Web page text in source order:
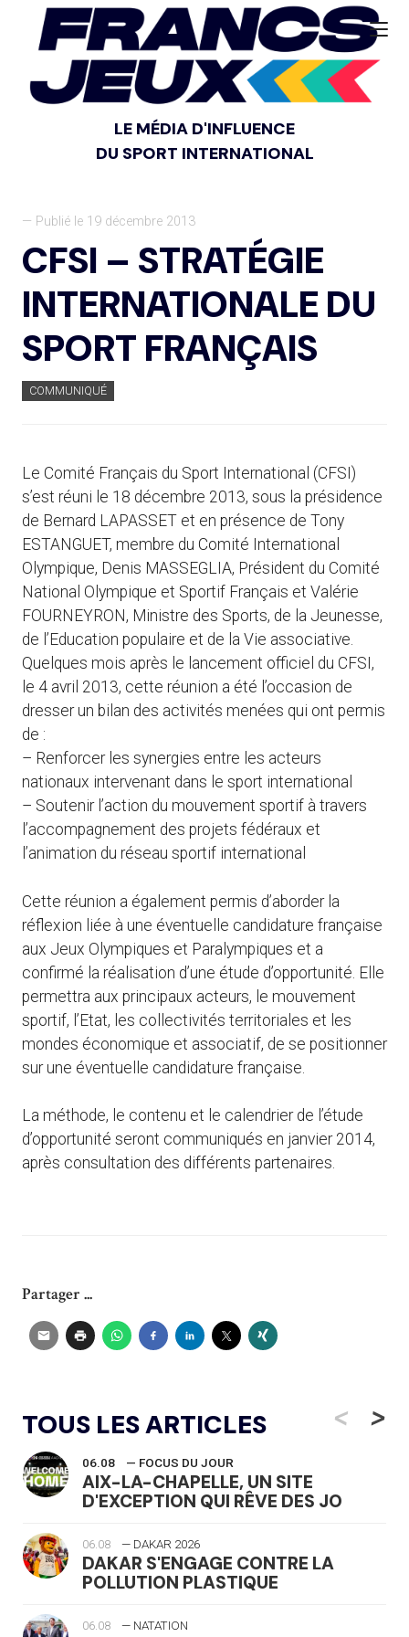
LE MÉDIA D'INFLUENCE
DU SPORT INTERNATIONAL
— Publié le 19 décembre 2013
CFSI – STRATÉGIE
INTERNATIONALE DU
SPORT FRANÇAIS
COMMUNIQUÉ
Le Comité Français du Sport International (CFSI)
s’est réuni le 18 décembre 2013, sous la présidence
de Bernard LAPASSET et en présence de Tony
ESTANGUET, membre du Comité International
Olympique, Denis MASSEGLIA, Président du Comité
National Olympique et Sportif Français et Valérie
FOURNEYRON, Ministre des Sports, de la Jeunesse,
de l’Education populaire et de la Vie associative.
Quelques mois après le lancement officiel du CFSI,
le 4 avril 2013, cette réunion a été l’occasion de
dresser un bilan des activités menées qui ont permis
de :
– Renforcer les synergies entre les acteurs
nationaux intervenant dans le sport international
– Soutenir l’action du mouvement sportif à travers
l’accompagnement des projets fédéraux et
l’animation du réseau sportif international
Cette réunion a également permis d’aborder la
réflexion liée à une éventuelle candidature française
aux Jeux Olympiques et Paralympiques et a
confirmé la réalisation d’une étude d’opportunité. Elle
permettra aux principaux acteurs, le mouvement
sportif, l’Etat, les collectivités territoriales et les
mondes économique et associatif, de se positionner
sur une éventuelle candidature française.
La méthode, le contenu et le calendrier de l’étude
d’opportunité seront communiqués en janvier 2014,
après consultation des différents partenaires.
Partager ...
TOUS LES ARTICLES <
06.08 — FOCUS DU JOUR
AIX-LA-CHAPELLE, UN SITE
D'EXCEPTION QUI RÊVE DES JO
06.08 — DAKAR 2026
DAKAR S'ENGAGE CONTRE LA
POLLUTION PLASTIQUE
06.08 — NATATION
>